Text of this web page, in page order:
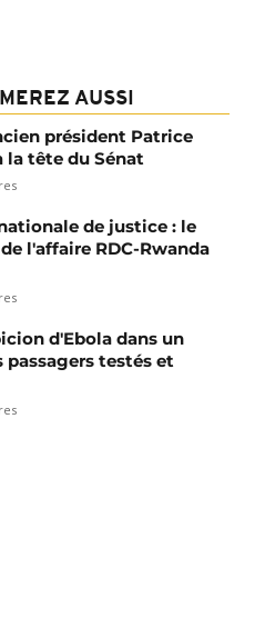
AUSSI
président Patrice
la tête du Sénat
de justice : le
l'affaire RDC-Rwanda
d'Ebola dans un
passagers testés et